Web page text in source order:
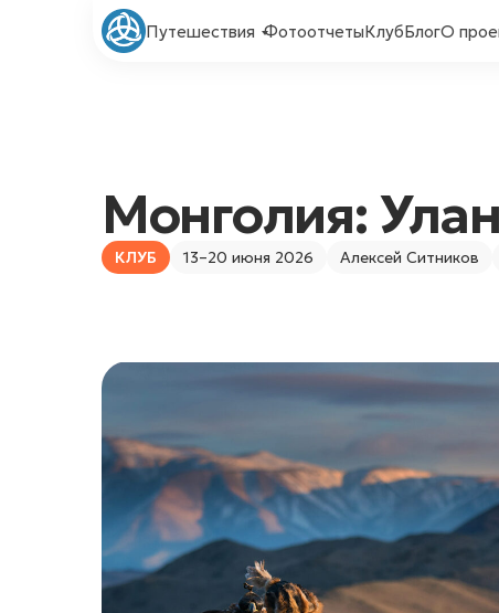
Путешествия ФотоотчетыКлубБлогО
Монголия:
КЛУБ 13–20 июня 2026 Алексей Ситников